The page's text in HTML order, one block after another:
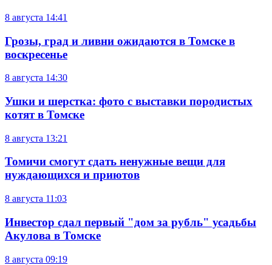
8 августа 14:41
Грозы, град и ливни ожидаются в Томске в
воскресенье
8 августа 14:30
Ушки и шерстка: фото с выставки породистых
котят в Томске
8 августа 13:21
Томичи смогут сдать ненужные вещи для
нуждающихся и приютов
8 августа 11:03
Инвестор сдал первый "дом за рубль" усадьбы
Акулова в Томске
8 августа 09:19